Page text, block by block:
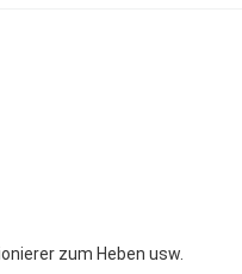
zum Heben usw.